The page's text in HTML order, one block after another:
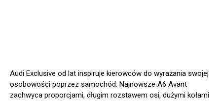
Audi Exclusive od lat inspiruje kierowców do wyrażania swojej
osobowości poprzez samochód. Najnowsze A6 Avant
zachwyca proporcjami, długim rozstawem osi, dużymi kołami